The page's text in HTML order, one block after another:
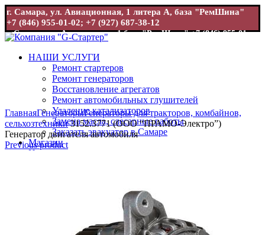
г. Самара, ул. Авиационная, 1 литера А, база "РемШина"
+7 (846) 955-01-02; +7 (927) 687-38-12
г. Самара, ул. Авиационная, 1 база "РемШина" +7 (846) 955-01-
02; +7 (927) 687-38-12
НАШИ УСЛУГИ
Ремонт стартеров
Ремонт генераторов
Восстановление агрегатов
Ремонт автомобильных глушителей
Удаление катализаторов
Замена масла, слесарные работы
Заказать эвакуатор в Самаре
Магазин
Новости
Увеличить
ГлавнаяГенераторыГенераторы для тракторов, комбайнов,
сельхозтехники3152.3771 (ООО “ПРАМО-Электро”)
Генератор двигателя автомобиля
Previous product